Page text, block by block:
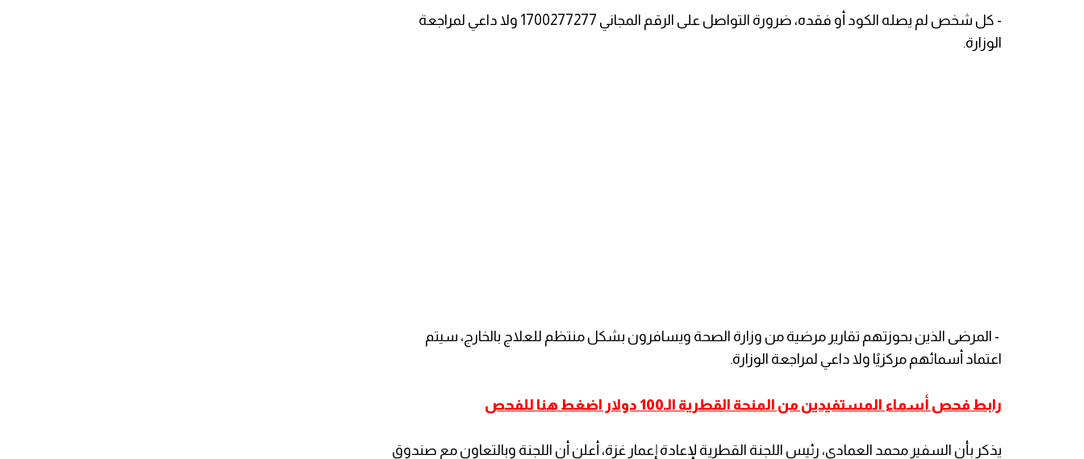
- كل شخص لم يصله الكود أو فقده، ضرورة التواصل على الرقم المجاني 1700277277 ولا داعي لمراجعة
الوزارة.
- المرضى الذين بحوزتهم تقارير مرضية من وزارة الصحة ويسافرون بشكل منتظم للعلاج بالخارج، سيتم
اعتماد أسمائهم مركزيًا ولا داعي لمراجعة الوزارة.
رابط فحص أسماء المستفيدين من المنحة القطرية الـ100 دولار اضغط هنا للفحص
يذكر بأن السفير محمد العمادي، رئيس اللجنة القطرية لإعادة إعمار غزة، أعلن أن اللجنة وبالتعاون مع صندوق